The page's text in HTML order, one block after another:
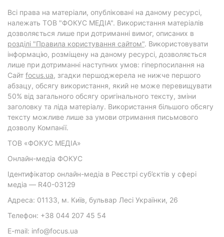
Всі права на матеріали, опубліковані на даному ресурсі,
належать ТОВ "ФОКУС МЕДІА". Використання матеріалів
дозволяється лише при дотриманні вимог, описаних в
розділі "Правила користування сайтом". Використовувати
інформацію, розміщену на даному ресурсі, дозволяється
лише при дотриманні наступних умов: гіперпосилання на
Cайт focus.ua, згадки першоджерела не нижче першого
абзацу, обсягу використання, який не може перевищувати
50% від загального обсягу оригінального тексту, зміни
заголовку та ліда матеріалу. Використання більшого обсягу
тексту можливе лише за умови отримання письмового
дозволу Компанії.
ТОВ «ФОКУС МЕДІА»
Онлайн-медіа ФОКУС
Ідентифікатор онлайн-медіа в Реєстрі суб’єктів у сфері
медіа — R40-03129
Адреса: 01133, м. Київ, бульвар Лесі Українки, 26
Телефон: +38 044 207 45 54
E-mail: info@focus.ua